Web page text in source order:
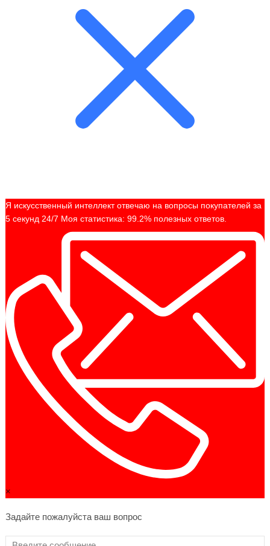
Я искусственный интеллект отвечаю на вопросы покупателей за
5 секунд 24/7 Моя статистика: 99.2% полезных ответов.
×
Задайте пожалуйста ваш вопрос